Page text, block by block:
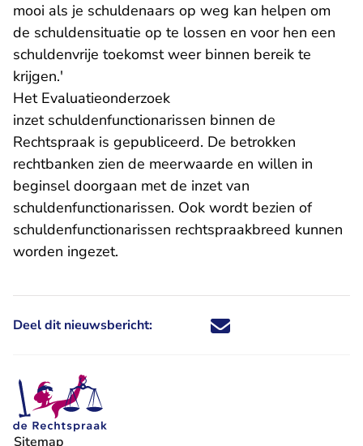
mooi als je schuldenaars op weg kan helpen om
de schuldensituatie op te lossen en voor hen een
schuldenvrije toekomst weer binnen bereik te
krijgen.'
Het Evaluatieonderzoek
inzet schuldenfunctionarissen binnen de
Rechtspraak is gepubliceerd. De betrokken
rechtbanken zien de meerwaarde en willen in
beginsel doorgaan met de inzet van
schuldenfunctionarissen. Ook wordt bezien of
schuldenfunctionarissen rechtspraakbreed kunnen
worden ingezet.
Deel dit nieuwsbericht: Deel dit nieuwsbericht via X -
Deel dit nieuwsbericht via
Deel dit nieuwsbericht
Deel dit
Sitemap